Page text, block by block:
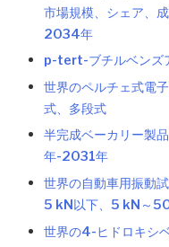
市場規模、シェア、
2034年
p-tert-ブチルベンズ
世界のペルチェ式電
式、多段式
半完成ベーカリー製
年-2031年
世界の自動車用振動
5 kN以下、5 kN～
世界の4-ヒドロキシ